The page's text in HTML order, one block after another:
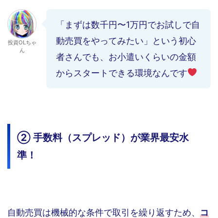
投資OLちゃ
ん
「まずは数千円〜1万円でお試しで自
動売買をやってみたい」という初心
者さんでも、お小遣いくらいの金額
からスタートできる環境なんです
② 手数料（スプレッド）が業界最安水
準！
自動売買は機械的な条件で取引を繰り返すため、 コ